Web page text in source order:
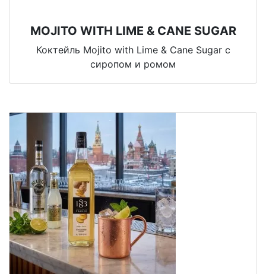
MOJITO WITH LIME & CANE SUGAR
Коктейль Mojito with Lime & Cane Sugar с
сиропом и ромом